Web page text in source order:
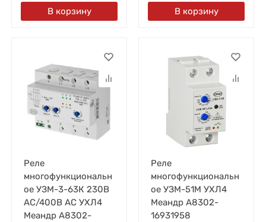
В корзину В корзину
Реле
многофункциональн
ое УЗМ-3-63К 230В
AC/400В AC УХЛ4
Меандр A8302-
Реле
многофункциональн
ое УЗМ-51М УХЛ4
Меандр A8302-
16931958